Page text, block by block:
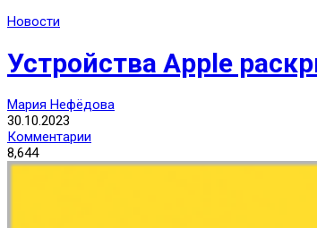
Новости
Устройства Apple
Мария Нефёдова
30.10.2023
Комментарии
8,644